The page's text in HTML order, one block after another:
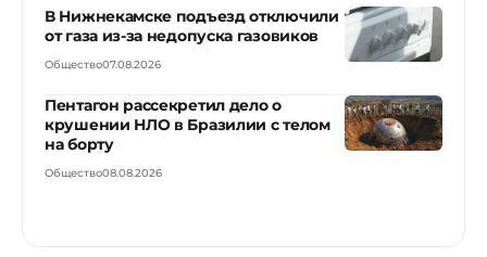
В Нижнекамске подъезд отключили
от газа из-за недопуска газовиков
Общество07.08.2026
Пентагон рассекретил дело о
крушении НЛО в Бразилии с телом
на борту
Общество08.08.2026